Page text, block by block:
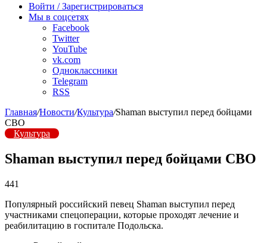
радио
Войти / Зарегистрироваться
Мы в соцсетях
Facebook
Twitter
YouTube
vk.com
Одноклассники
Telegram
RSS
Главная/Новости/Культура/Shaman выступил перед бойцами
СВО
Культура
Shaman выступил перед бойцами СВО
441
Популярный российский певец Shaman выступил перед
участниками спецоперации, которые проходят лечение и
реабилитацию в госпитале Подольска.